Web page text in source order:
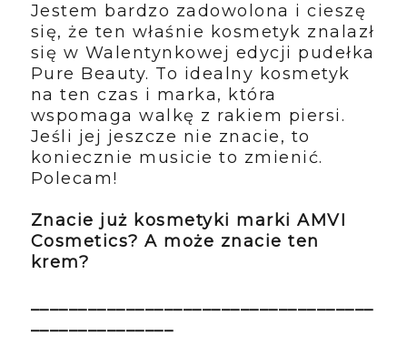
Jestem bardzo zadowolona i cieszę
się, że ten właśnie kosmetyk znalazł
się w Walentynkowej edycji pudełka
Pure Beauty. To idealny kosmetyk
na ten czas i marka, która
wspomaga walkę z rakiem piersi.
Jeśli jej jeszcze nie znacie, to
koniecznie musicie to zmienić.
Polecam!
Znacie już kosmetyki marki AMVI
Cosmetics? A może znacie ten
krem?
____________________________________
_______________